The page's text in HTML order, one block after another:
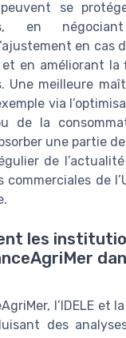
se
en
en cas
en améliorant la
Une meilleure
via
de la
une partie
de
commerciales de
les
l’IDELE et
des